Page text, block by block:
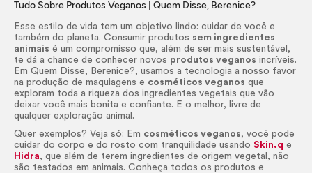
Tudo Sobre Produtos Veganos | Quem Disse, Berenice?
Esse estilo de vida tem um objetivo lindo: cuidar de você e
também do planeta. Consumir produtos sem ingredientes
animais é um compromisso que, além de ser mais sustentável,
te dá a chance de conhecer novos produtos veganos incríveis.
Em Quem Disse, Berenice?, usamos a tecnologia a nosso favor
na produção de maquiagens e cosméticos veganos que
exploram toda a riqueza dos ingredientes vegetais que vão
deixar você mais bonita e confiante. E o melhor, livre de
qualquer exploração animal.
Quer exemplos? Veja só: Em cosméticos veganos, você pode
cuidar do corpo e do rosto com tranquilidade usando Skin.q e
Hidra, que além de terem ingredientes de origem vegetal, não
são testados em animais. Conheça todos os produtos e